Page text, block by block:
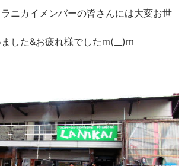
ニカイメンバーの皆さんには大変お世
した&お疲れ様でしたm(__)m